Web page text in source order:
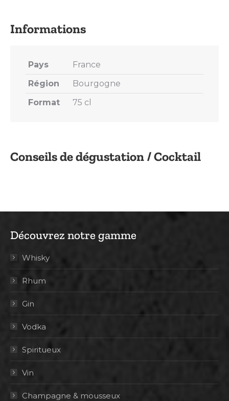
Conseils de dégustation / Cocktail
Pays
France
Région
Bourgogne
Format
75 cl
Découvrez notre gamme
Whisky
Rhum
Gin
Vodka
Spiritueux
Vin
Champagne & mousseux